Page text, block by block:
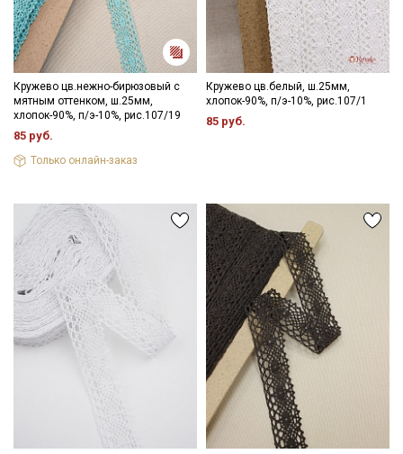
Кружево цв.нежно-бирюзовый с
мятным оттенком, ш.25мм,
хлопок-90%, п/э-10%, рис.107/19
85 руб.
Только онлайн-заказ
Кружево цв.белый, ш.25мм,
хлопок-90%, п/э-10%, рис.107/1
85 руб.